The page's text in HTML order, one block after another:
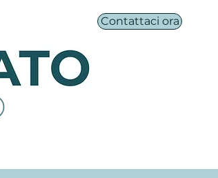
Contattaci ora